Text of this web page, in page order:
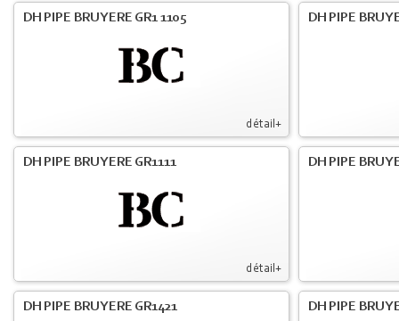
détail+
DH PIPE BRUYERE GR1 1105 DH PIPE
détail+
DH PIPE BRUYERE GR1111 DH PIPE
DH PIPE BRUYERE GR1421 DH PIPE